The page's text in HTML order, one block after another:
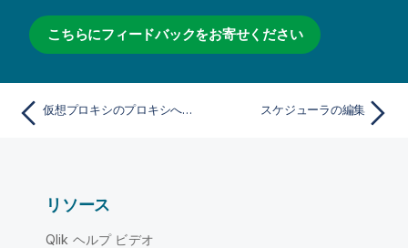
こちらにフィードバックをお寄せください
仮想プロキシのプロキシへのリンク スケジューラの編集
リソース
Qlik ヘルプ ビデオ